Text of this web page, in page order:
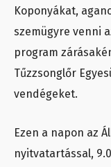
Koponyákat,
szemügyre venni
program
Tűzzsonglőr
vendégeket.
Ezen a napon az
nyitvatartással,